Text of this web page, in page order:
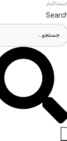
اینستاگرام